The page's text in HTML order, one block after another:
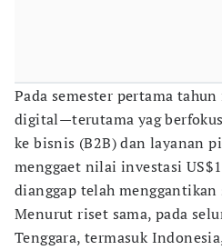
Pada semester pertama
digital—terutama yag
ke bisnis (B2B) dan layanan
menggaet nilai investasi
dianggap telah menggantikan
Menurut riset sama, pada
Tenggara, termasuk